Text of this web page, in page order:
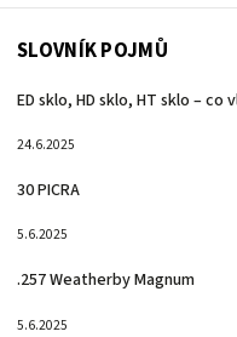
SLOVNÍK POJMŮ
ED sklo, HD sklo, HT sklo – co
24.6.2025
30 PICRA
5.6.2025
.257 Weatherby Magnum
5.6.2025